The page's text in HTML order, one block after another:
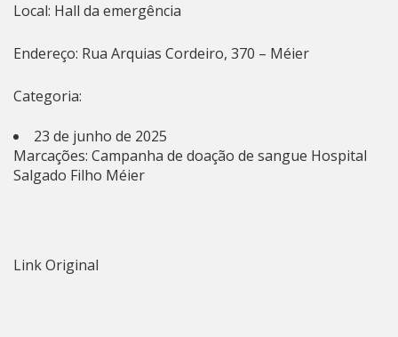
Local: Hall da emergência
Endereço: Rua Arquias Cordeiro, 370 – Méier
Categoria:
23 de junho de 2025
Marcações: Campanha de doação de sangue Hospital
Salgado Filho Méier
Link Original